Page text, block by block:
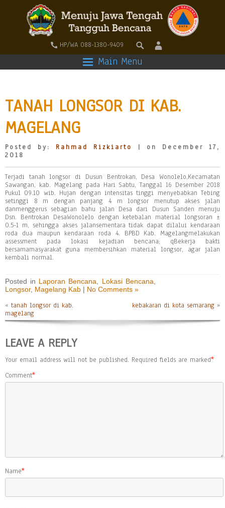
HP/WA 088-1380-9409
Main Menu
TANAH LONGSOR DI KAB.
MAGELANG
Posted by: Rahmad Rizkiarto
| on December 17,
2018
Terjadi tanah longsor di Dusun Bentrokan, Desa Wonolelo,Kecamatan
Sawangan, kab. Magelang pada Hari Sabtu, Tanggal 16 Desember 2018
Pukul 09.10 wib. Hujan dengan intensitas tinggi menyebabkan Tebing
setinggi 8 m dengan panjang 4 m longsor menutup akses jalan
danmenggerus sebagian bahu jalan Desa dari Dusun Sanden menuju
Dsn. Bentrokan DesaWonolelo dengan ketebalan material longsoran ±
0.5-1 m, sehingga akses jalansementara tidak dapat dilalui kendaraan
roda dua maupun kendaraan roda 4. BPBD Kab. Magelangmelakukan
assessment pada lokasi kejadian bencana; qBekerja bakti
bersamamasyarakat guna membersihkan material longsor, agar jalan
kembali normal.
Posted in Laporan Bencana Lokasi Bencana
Longsor, Magelang Kab | No Comments »
« tanah longsor di kab.
magelang
kebakaran di kota semarang »
LEAVE A REPLY
Your email address will not be published. Required fields are marked*
Comment*
Name*